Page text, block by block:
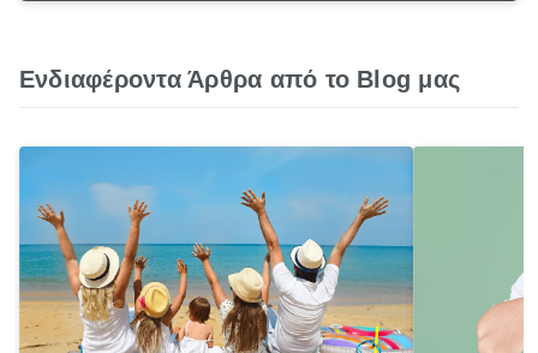
Ενδιαφέροντα Άρθρα από το Blog μας